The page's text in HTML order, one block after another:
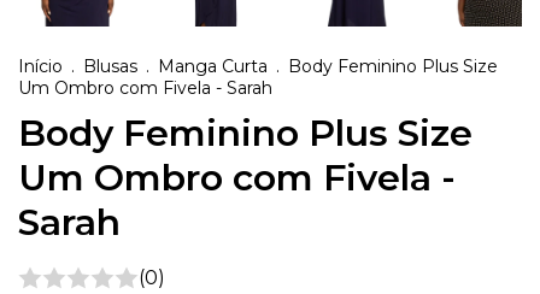
Início . Blusas . Manga Curta . Body Feminino Plus Size
Um Ombro com Fivela - Sarah
Body Feminino Plus Size
Um Ombro com Fivela -
Sarah
(0)